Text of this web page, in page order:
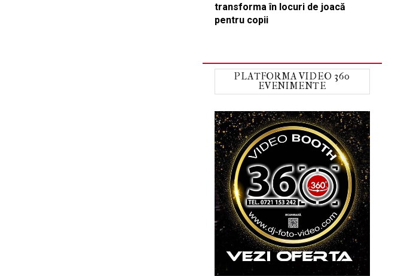
transforma în locuri de joacă
pentru copii
PLATFORMA VIDEO 360
EVENIMENTE